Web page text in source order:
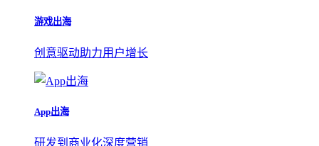
游戏出海
创意驱动助力用户增长
App出海
研发到商业化深度营销